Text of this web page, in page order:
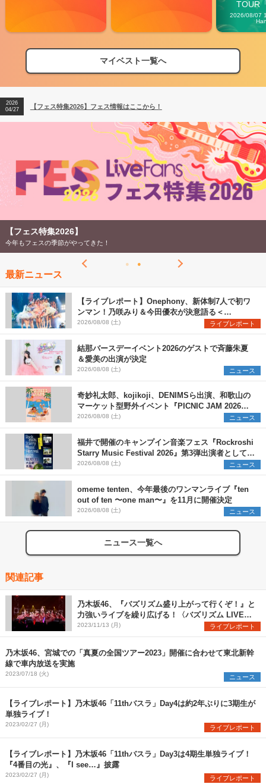
TOUR
2026/08/07
マイベスト一覧へ
【フェス特集2026】フェス情報はここから！
【ライブ動員ランキング】2026年上半期編発表！
2026
04/27
【フェス特集2026】フェス情報はここから！
2026
【ライブ動員ランキング】2026年上半期編発表！
【フェス特集2026】
今年もフェスの季節がやってきた！
最新ニュース
【ライブレポート】Onephony、新体制7人で初ワ
ンマン！乃咲みり＆今田優衣が決意語る＜
Onephony新体制1st Oneman Live はじまりの夏
＞
2026/08/08 (土) ライブレポート
結那バースデーイベント2026のゲストで斉藤朱夏
＆愛美の出演が決定
2026/08/08 (土) ニュース
奇妙礼太郎、kojikoji、DENIMSら出演、和歌山の
マーケット型野外イベント『PICNIC JAM 2026』
早割チケット発売開始
2026/08/08 (土) ニュース
福井で開催のキャンプイン音楽フェス『Rockroshi
Starry Music Festival 2026』第3弾出演者として
SCOOBIE DO、かりゆし58、Reiを発表
2026/08/08 (土) ニュース
omeme tenten、今年最後のワンマンライブ『ten
out of ten 〜one man〜』を11月に開催決定
2026/08/08 (土) ニュース
ニュース一覧へ
関連記事
乃木坂46、『バズリズム盛り上がって行くぞ！』と
力強いライブを繰り広げる！〈バズリズム LIVE
2023〉
2023/11/13 (月) ライブレポート
乃木坂46、宮城での「真夏の全国ツアー2023」開催に合わせて東北新幹
線で車内放送を実施
2023/07/18 (火) ニュース
【ライブレポート】乃木坂46「11thバスラ」Day4は約2年ぶりに3期生が
単独ライブ！
2023/02/27 (月) ライブレポート
【ライブレポート】乃木坂46「11thバスラ」Day3は4期生単独ライブ！
『4番目の光』、『I see…』披露
2023/02/27 (月) ライブレポート